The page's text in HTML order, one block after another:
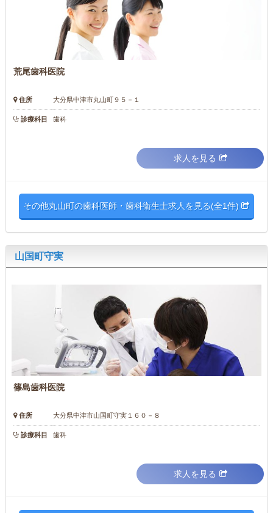
荒尾歯科医院
住所 大分県中津市丸山町９５－１
診療科目 歯科
求人を見る
その他丸山町の歯科医師・歯科衛生士求人を見る(全1件)
山国町守実
篠島歯科医院
住所 大分県中津市山国町守実１６０－８
診療科目 歯科
求人を見る